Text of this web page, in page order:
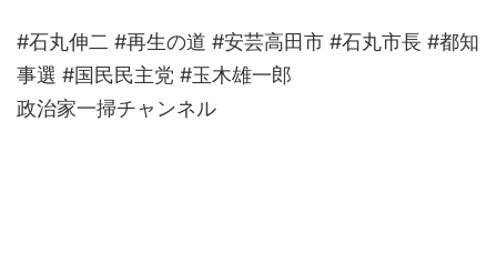
#石丸伸二 #再生の道 #安芸高田市 #石丸市長 #都知
事選 #国民民主党 #玉木雄一郎
政治家一掃チャンネル